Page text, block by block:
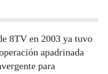
8TV en 2003 ya tuvo
apadrinada
para